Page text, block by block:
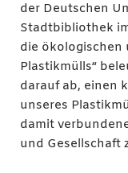
der Deutschen
Stadtbibliothek
die ökologischen
Plastikmülls“
darauf ab, einen
unseres
damit
und Gesellschaft